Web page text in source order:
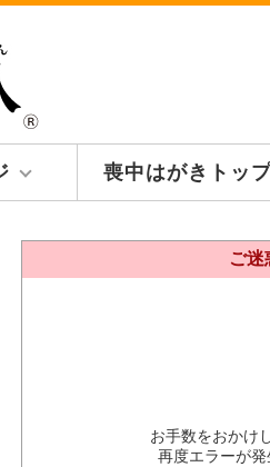
喪中はがきトッ
ご迷
お手数をおかけ
再度エラーが